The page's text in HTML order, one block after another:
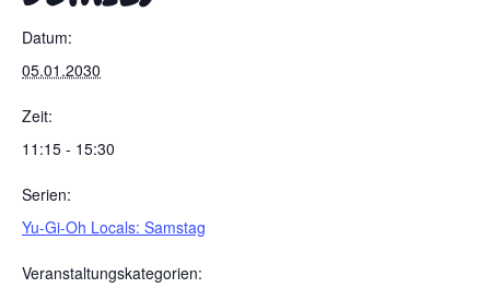
Datum:
05.01.2030
Zeit:
11:15 - 15:30
Serien:
Yu-Gi-Oh Locals: Samstag
Veranstaltungskategorien: